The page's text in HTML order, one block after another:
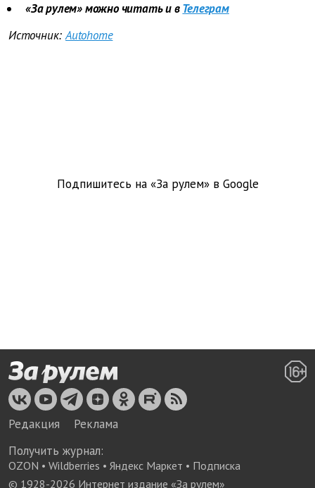
«За рулем» можно читать и вТелеграм
Источник: Autohome
Подпишитесь на «За рулем» в Google
Редакция
Реклама
Получить журнал:
OZON • Wildberries • Яндекс Маркет • Подписка
© 1928-2026 Интернет издание «За рулем»